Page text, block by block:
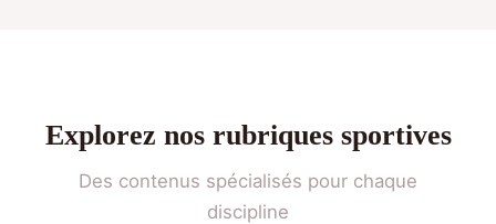
Explorez nos rubriques sportives
Des contenus spécialisés pour chaque
discipline